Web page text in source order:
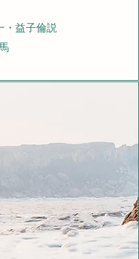
益子倫説